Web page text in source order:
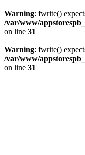
Warning: fwrite()
/var/www/
on line 31
Warning: fwrite()
/var/www/
on line 31